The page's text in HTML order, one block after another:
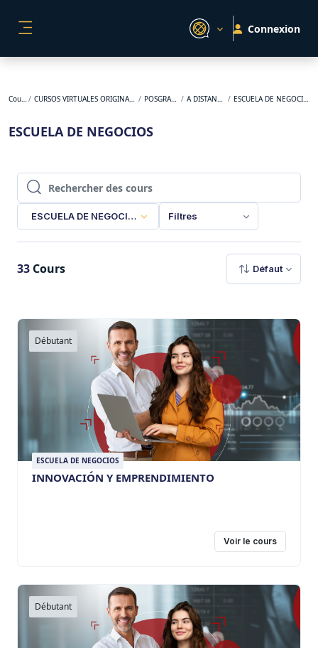
Connexion
Cours CURSOS VIRTUALES ORIGINALES POSGRADO A DISTANCIA ESCUELA DE NEGOCIOS
ESCUELA DE NEGOCIOS
Rechercher des cours
Rechercher des cours
ESCUELA DE NEGOCIOS Filtres
33 Cours Défaut
Débutant
ESCUELA DE NEGOCIOS
INNOVACIÓN Y EMPRENDIMIENTO
Voir le cours
Débutant